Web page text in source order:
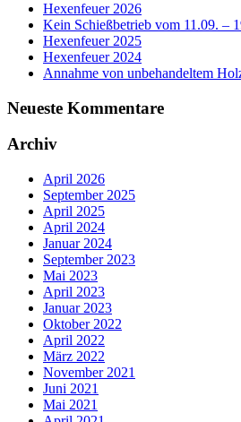
Hexenfeuer 2026
Kein Schießbetrieb vom 11.09. –
Hexenfeuer 2025
Hexenfeuer 2024
Annahme von unbehandeltem
Neueste Kommentare
Archiv
April 2026
September 2025
April 2025
April 2024
Januar 2024
September 2023
Mai 2023
April 2023
Januar 2023
Oktober 2022
April 2022
März 2022
November 2021
Juni 2021
Mai 2021